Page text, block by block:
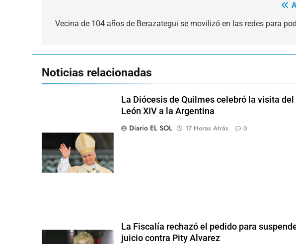
de
Vecina de 104 años de Berazategui se movilizó en las redes para
Noticias relacionadas
La Diócesis de Quilmes celebró la visita del
León XIV a la Argentina
Diario EL SOL
17 Horas Atrás 0
La Fiscalía rechazó el pedido para
juicio contra Pity Alvarez